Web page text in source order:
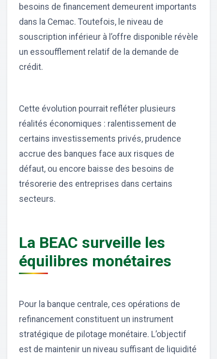
besoins de financement demeurent importants
dans la Cemac. Toutefois, le niveau de
souscription inférieur à l’offre disponible révèle
un essoufflement relatif de la demande de
crédit.
Cette évolution pourrait refléter plusieurs
réalités économiques : ralentissement de
certains investissements privés, prudence
accrue des banques face aux risques de
défaut, ou encore baisse des besoins de
trésorerie des entreprises dans certains
secteurs.
La BEAC surveille les
équilibres monétaires
Pour la banque centrale, ces opérations de
refinancement constituent un instrument
stratégique de pilotage monétaire. L’objectif
est de maintenir un niveau suffisant de liquidité